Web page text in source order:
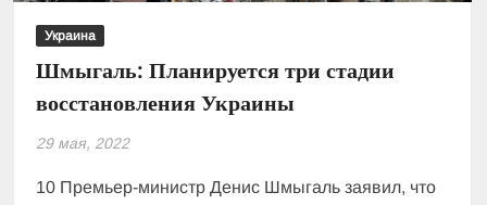
Украина
Шмыгаль: Планируется три стадии
восстановления Украины
29 мая, 2022
10 Премьер-министр Денис Шмыгаль заявил, что